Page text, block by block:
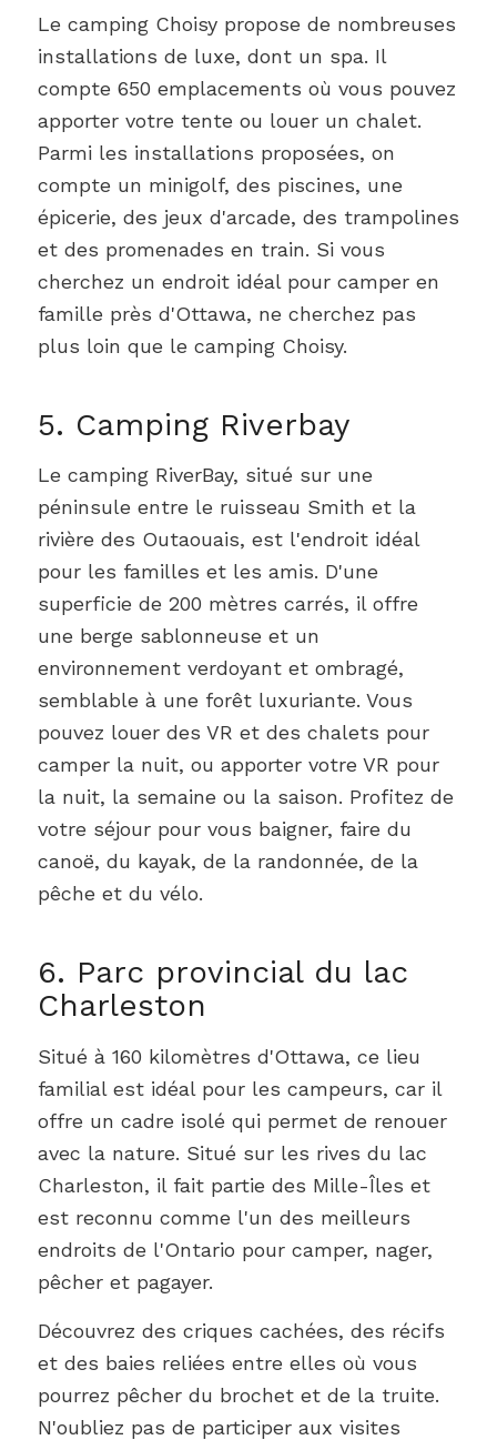
Le camping Choisy propose de nombreuses
installations de luxe, dont un spa. Il
compte 650 emplacements où vous pouvez
apporter votre tente ou louer un chalet.
Parmi les installations proposées, on
compte un minigolf, des piscines, une
épicerie, des jeux d'arcade, des trampolines
et des promenades en train. Si vous
cherchez un endroit idéal pour camper en
famille près d'Ottawa, ne cherchez pas
plus loin que le camping Choisy.
5. Camping Riverbay
Le camping RiverBay, situé sur une
péninsule entre le ruisseau Smith et la
rivière des Outaouais, est l'endroit idéal
pour les familles et les amis. D'une
superficie de 200 mètres carrés, il offre
une berge sablonneuse et un
environnement verdoyant et ombragé,
semblable à une forêt luxuriante. Vous
pouvez louer des VR et des chalets pour
camper la nuit, ou apporter votre VR pour
la nuit, la semaine ou la saison. Profitez de
votre séjour pour vous baigner, faire du
canoë, du kayak, de la randonnée, de la
pêche et du vélo.
6. Parc provincial du lac
Charleston
Situé à 160 kilomètres d'Ottawa, ce lieu
familial est idéal pour les campeurs, car il
offre un cadre isolé qui permet de renouer
avec la nature. Situé sur les rives du lac
Charleston, il fait partie des Mille-Îles et
est reconnu comme l'un des meilleurs
endroits de l'Ontario pour camper, nager,
pêcher et pagayer.
Découvrez des criques cachées, des récifs
et des baies reliées entre elles où vous
pourrez pêcher du brochet et de la truite.
N'oubliez pas de participer aux visites